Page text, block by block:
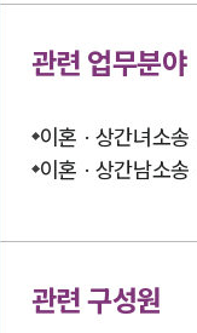
관련 업무분야
이혼 · 상간녀소송
이혼 · 상간남소송
관련 구성원